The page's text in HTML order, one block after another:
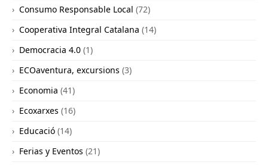
Consumo Responsable Local (72)
Cooperativa Integral Catalana (14)
Democracia 4.0 (1)
ECOaventura, excursions (3)
Economia (41)
Ecoxarxes (16)
Educació (14)
Ferias y Eventos (21)